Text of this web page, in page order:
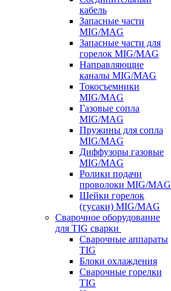
кабель
Запасные части
MIG/MAG
Запасные части для
горелок MIG/MAG
Направляющие
каналы MIG/MAG
Токосъемники
MIG/MAG
Газовые сопла
MIG/MAG
Пружины для сопла
MIG/MAG
Диффузоры газовые
MIG/MAG
Ролики подачи
проволоки MIG/MAG
Шейки горелок
(гусаки) MIG/MAG
Сварочное оборудование
для TIG сварки
Сварочные аппараты
TIG
Блоки охлаждения
Сварочные горелки
TIG